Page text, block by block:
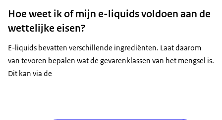
Hoe weet ik of mijn e-liquids voldoen aan de
wettelijke eisen?
E-liquids bevatten verschillende ingrediënten. Laat daarom
van tevoren bepalen wat de gevarenklassen van het mengsel is.
Dit kan via de